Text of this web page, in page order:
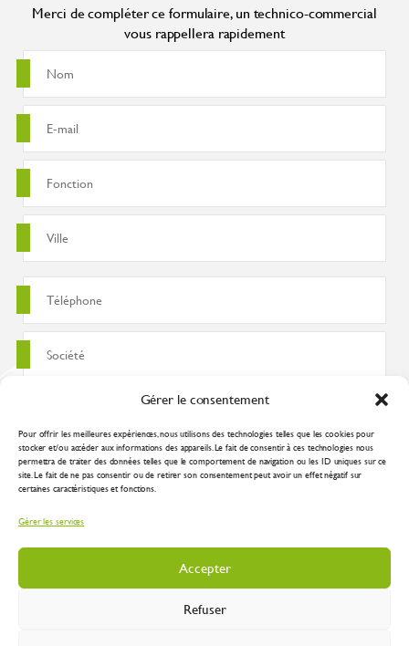
Gérer le consentement
Pour offrir les meilleures expériences, nous utilisons des technologies telles que les cookies pour
stocker et/ou accéder aux informations des appareils. Le fait de consentir à ces technologies nous
permettra de traiter des données telles que le comportement de navigation ou les ID uniques sur ce
site. Le fait de ne pas consentir ou de retirer son consentement peut avoir un effet négatif sur
certaines caractéristiques et fonctions.
Gérer les services
Accepter
Refuser
Merci de compléter ce formulaire, un technico-commercial
vous rappellera rapidement
J'accepte que ces données soient utilisées pour traiter ma demande